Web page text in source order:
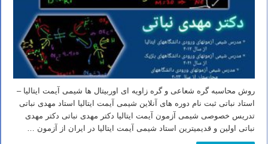
روش محاسبه گره شعاعی و گره زاویه ای اوربیتال ها شیمی آیمت ایتالیا –
استاد نباتی ثبت نام دوره های آنلاین شیمی آیمت ایتالیا استاد مهدی نباتی
تدریس خصوصی شیمی آزمون آیمت ایتالیا دکتر مهدی نباتی دکتر مهدی
نباتی اولین و قدیمیترین استاد شیمی آیمت ایتالیا در ایران از آزمون …